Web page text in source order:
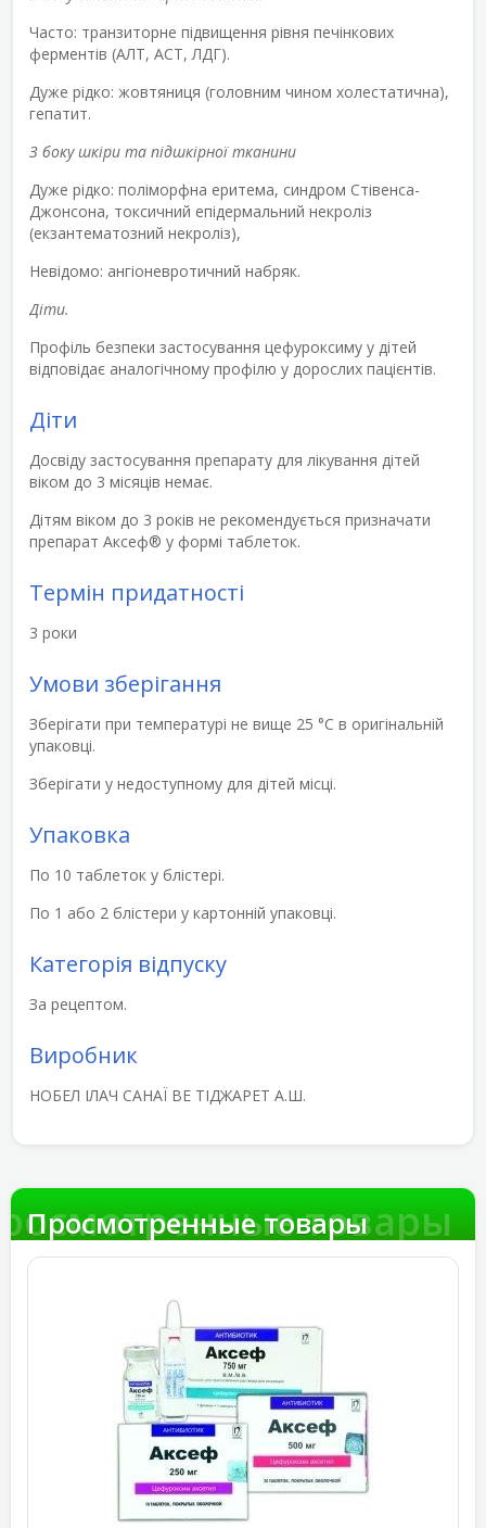
Часто: транзиторне підвищення рівня печінкових
ферментів (АЛТ, АСТ, ЛДГ).
Дуже рідко: жовтяниця (головним чином холестатична),
гепатит.
З боку шкіри та підшкірної тканини
Дуже рідко: поліморфна еритема, синдром Стівенса-
Джонсона, токсичний епідермальний некроліз
(екзантематозний некроліз),
Невідомо: ангіоневротичний набряк.
Діти.
Профіль безпеки застосування цефуроксиму у дітей
відповідає аналогічному профілю у дорослих пацієнтів.
Діти
Досвіду застосування препарату для лікування дітей
віком до 3 місяців немає.
Дітям віком до 3 років не рекомендується призначати
препарат Аксеф® у формі таблеток.
Термін придатності
3 роки
Умови зберігання
Зберігати при температурі не вище 25 °С в оригінальній
упаковці.
Зберігати у недоступному для дітей місці.
Упаковка
По 10 таблеток у блістері.
По 1 або 2 блістери у картонній упаковці.
Категорія відпуску
За рецептом.
Виробник
НОБЕЛ ІЛАЧ САНАЇ ВЕ ТІДЖАРЕТ А.Ш.
товары
Просмотренные товары